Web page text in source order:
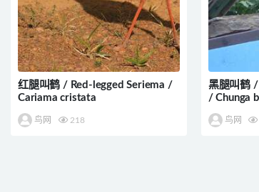
红腿叫鹤 / Red-legged Seriema /
Cariama cristata
鸟网 218
黑腿叫鹤
/ Chunga
鸟网